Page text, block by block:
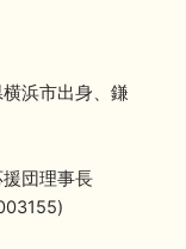
浜市出身、鎌
団理事長